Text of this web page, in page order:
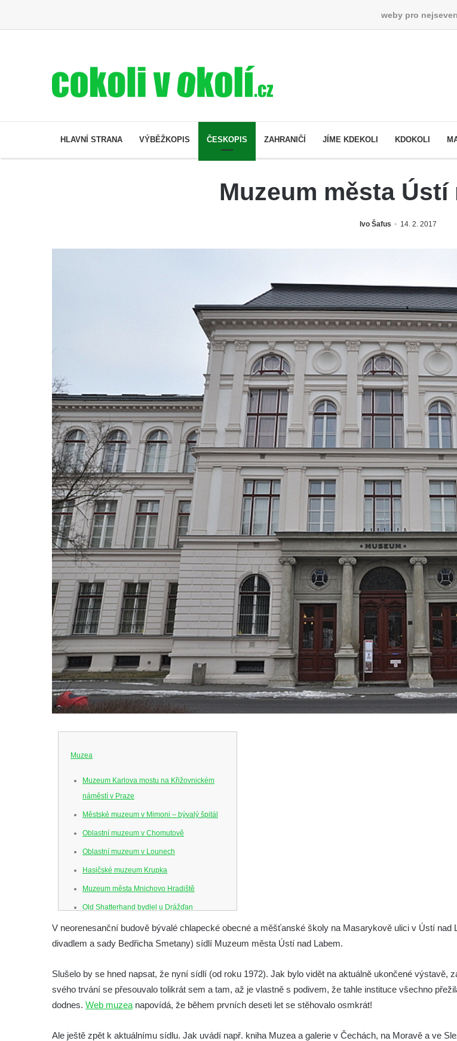
weby pro
HLAVNÍ STRANA VÝBĚŽKOPIS ČESKOPIS ZAHRANIČÍ JÍME KDEKOLI KDOKOLI
Muzeum města Ústí
Ivo Šafus 14. 2. 2017
Muzea
Muzeum Karlova mostu na Křižovnickém
náměstí v Praze
Městské muzeum v Mimoni – bývalý špitál
Oblastní muzeum v Chomutově
Oblastní muzeum v Lounech
Hasičské muzeum Krupka
Muzeum města Mnichovo Hradiště
Old Shatterhand bydlel u Drážďan
Venkovské zemědělské muzeum v Srbské
Kamenici
Mattoni muzeum Kyselka
Jan Becher muzeum Karlovy Vary
Muzeum města Ústí nad Labem
V neorenesanční budově bývalé chlapecké obecné a měšťanské školy na Masarykově ulici v Ústí nad
divadlem a sady Bedřicha Smetany) sídlí Muzeum města Ústí nad Labem.
Slušelo by se hned napsat, že nyní sídlí (od roku 1972). Jak bylo vidět na aktuálně ukončené výstavě,
svého trvání se přesouvalo tolikrát sem a tam, až je vlastně s podivem, že tahle instituce všechno
dodnes. Web muzea napovídá, že během prvních deseti let se stěhovalo osmkrát!
Ale ještě zpět k aktuálnímu sídlu. Jak uvádí např. kniha Muzea a galerie v Čechách, na Moravě a ve